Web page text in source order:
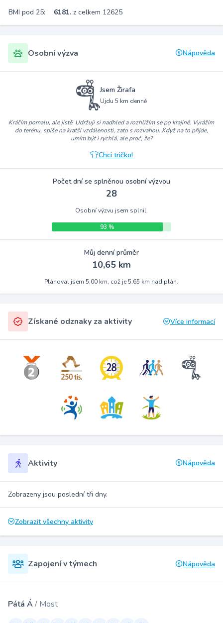
BMI pod 25:
6181. z celkem 12625
Osobní výzva Nápověda
Jsem Žirafa
Ujdu 5 km denně
Kráčím pomalu, ale jistě. Udržuji si nadhled a rozhlížím se po krajině. Vyrážím
do terénu, spíše na kratší vzdálenosti, zato s rozvahou. Když na to přijde,
umím být i rychlá, ale proč, že?
Chci tričko!
Počet dní se splněnou osobní výzvou
28
Osobní výzvu jsem splnil.
93 %
Můj denní průměr
10,65 km
Plánoval jsem 5,00 km, což je 5,65 km nad plán.
Získané odznaky za aktivity Více informací
Aktivity Nápověda
Zobrazeny jsou poslední tři dny.
Zobrazit všechny aktivity
Zapojení v týmech Nápověda
Pátá Á/ Most